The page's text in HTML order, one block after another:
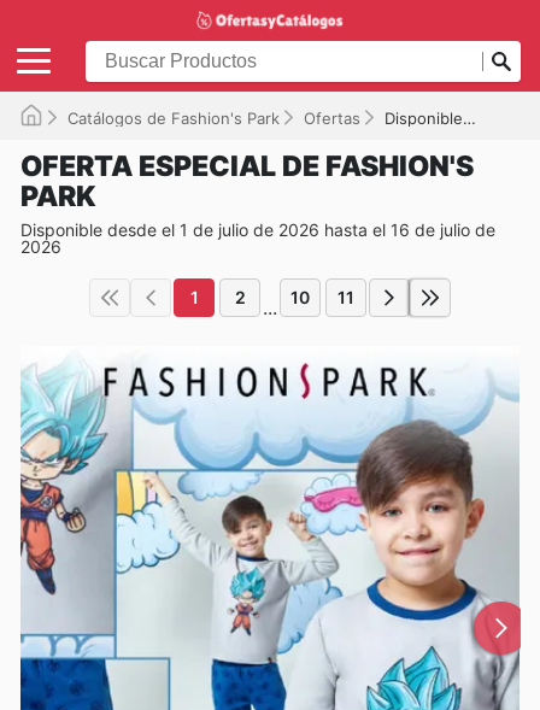
Catálogos de Fashion's Park Ofertas Disponible hasta el 16-07-2026
OFERTA ESPECIAL DE FASHION'S
PARK
Disponible desde el 1 de julio de 2026 hasta el 16 de julio de
2026
1 2 ... 10 11